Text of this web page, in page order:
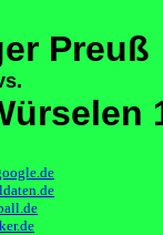
Preuß